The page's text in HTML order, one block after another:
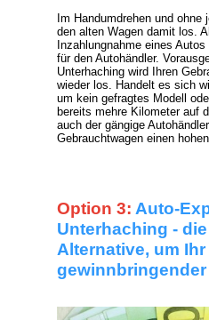
Im Handumdrehen und
den alten Wagen damit los.
Inzahlungnahme eines
für den Autohändler.
Unterhaching wird Ihren
wieder los. Handelt es sich
um kein gefragtes Modell
bereits mehre Kilometer auf
auch der gängige
Gebrauchtwagen einen
Option 3: Auto-
Unterhaching -
Alternative, um Ihr